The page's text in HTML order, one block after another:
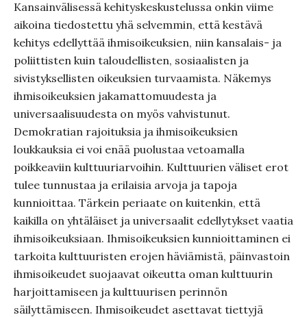
Kansainvälisessä kehityskeskustelussa onkin viime
aikoina tiedostettu yhä selvemmin, että kestävä
kehitys edellyttää ihmisoikeuksien, niin kansalais- ja
poliittisten kuin taloudellisten, sosiaalisten ja
sivistyksellisten oikeuksien turvaamista. Näkemys
ihmisoikeuksien jakamattomuudesta ja
universaalisuudesta on myös vahvistunut.
Demokratian rajoituksia ja ihmisoikeuksien
loukkauksia ei voi enää puolustaa vetoamalla
poikkeaviin kulttuuriarvoihin. Kulttuurien väliset erot
tulee tunnustaa ja erilaisia arvoja ja tapoja
kunnioittaa. Tärkein periaate on kuitenkin, että
kaikilla on yhtäläiset ja universaalit edellytykset vaatia
ihmisoikeuksiaan. Ihmisoikeuksien kunnioittaminen ei
tarkoita kulttuuristen erojen häviämistä, päinvastoin
ihmisoikeudet suojaavat oikeutta oman kulttuurin
harjoittamiseen ja kulttuurisen perinnön
säilyttämiseen. Ihmisoikeudet asettavat tiettyjä